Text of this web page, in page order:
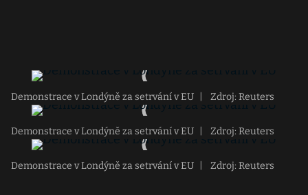
Demonstrace v Londýně za setrvání v EU Zdroj: Reuters
Demonstrace v Londýně za setrvání v EU Zdroj: Reuters
Demonstrace v Londýně za setrvání v EU Zdroj: Reuters